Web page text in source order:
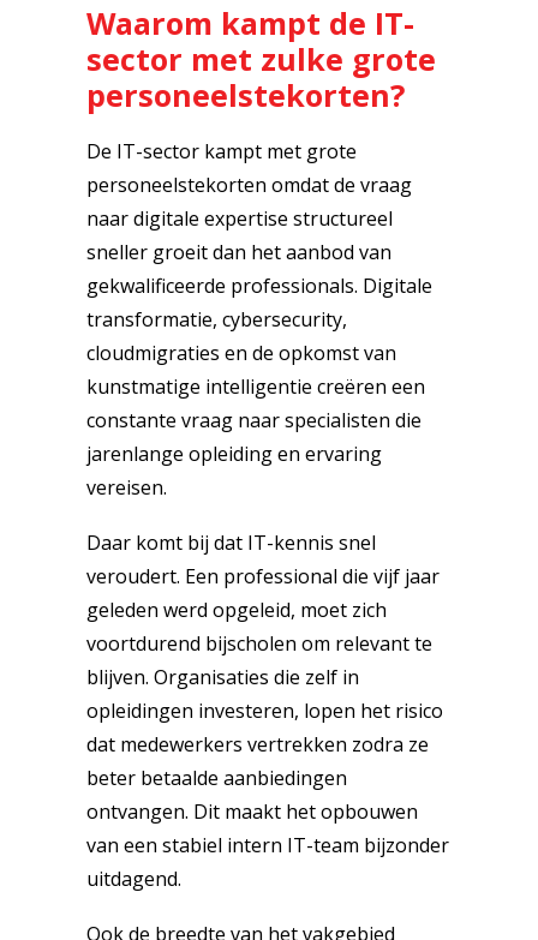
Waarom kampt de IT-
sector met zulke grote
personeelstekorten?
De IT-sector kampt met grote
personeelstekorten omdat de vraag
naar digitale expertise structureel
sneller groeit dan het aanbod van
gekwalificeerde professionals. Digitale
transformatie, cybersecurity,
cloudmigraties en de opkomst van
kunstmatige intelligentie creëren een
constante vraag naar specialisten die
jarenlange opleiding en ervaring
vereisen.
Daar komt bij dat IT-kennis snel
veroudert. Een professional die vijf jaar
geleden werd opgeleid, moet zich
voortdurend bijscholen om relevant te
blijven. Organisaties die zelf in
opleidingen investeren, lopen het risico
dat medewerkers vertrekken zodra ze
beter betaalde aanbiedingen
ontvangen. Dit maakt het opbouwen
van een stabiel intern IT-team bijzonder
uitdagend.
Ook de breedte van het vakgebied